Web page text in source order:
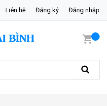
Liên hệ Đăng ký Đăng nhập